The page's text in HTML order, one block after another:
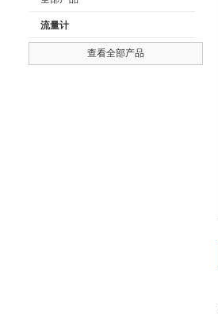
流量计
查看全部产品